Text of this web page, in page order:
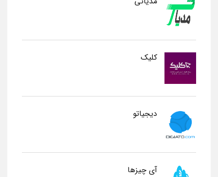
کلیک
دیجیاتو
آی چیزها